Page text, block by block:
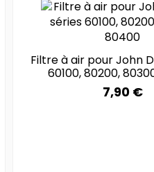
Filtre à air pour John
60100, 80200,
7,90 €